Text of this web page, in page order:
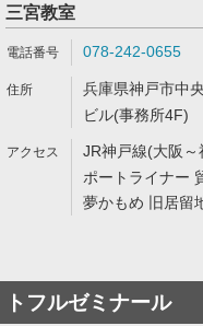
三宮教室
078-242-0655
兵庫県神戸市中
ビル(事務所4F)
JR神戸線(大阪
ポートライナー
夢かもめ 旧居留
トフルゼミナール